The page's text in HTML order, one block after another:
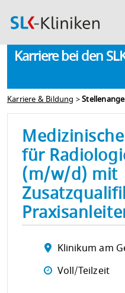
Karriere bei den
Karriere & Bildung >
für
(m/w/d) mit
Klinikum am
Voll/Teilzeit